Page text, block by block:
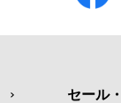
セール